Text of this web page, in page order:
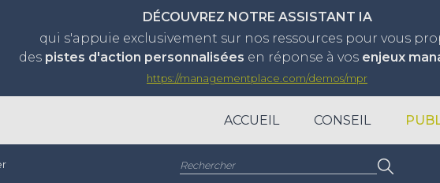
DÉCOUVREZ NOTRE ASSISTANT IA
qui s'appuie exclusivement sur nos ressources pour vous
des pistes d'action personnalisées en réponse à vos enjeux
https://managementplace.com/demos/mpr
ACCUEIL CONSEIL
Rechercher :